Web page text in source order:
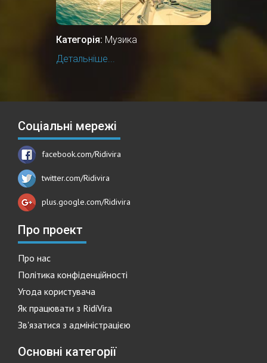
Категорія: Музика
Детальніше...
Соціальні мережі
facebook.com/Ridivira
twitter.com/Ridivira
plus.google.com/Ridivira
Про проект
Про нас
Політика конфіденційності
Угода користувача
Як працювати з RidiVira
Зв'язатися з адміністрацією
Основні категорії